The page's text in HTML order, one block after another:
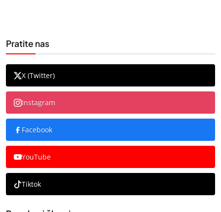
Pratite nas
X (Twitter)
Instagram
Facebook
YouTube
Tiktok